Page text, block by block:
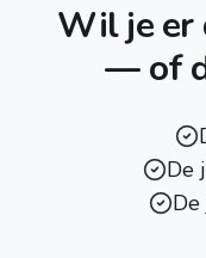
Wil je er
— of
De